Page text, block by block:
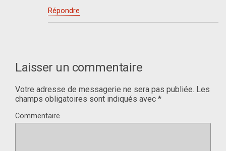
Répondre
Laisser un commentaire
Votre adresse de messagerie ne sera pas publiée. Les
champs obligatoires sont indiqués avec *
Commentaire